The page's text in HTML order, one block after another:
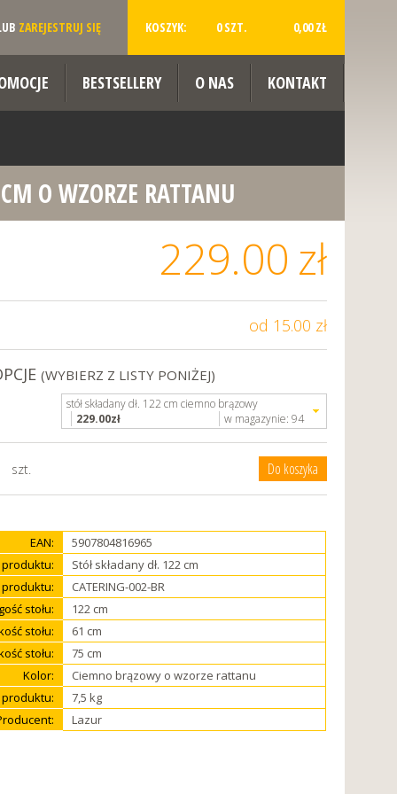
ZAREJESTRUJ SIĘ KOSZYK: 0 SZT. 0,00 ZŁ
BESTSELLERY O NAS KONTAKT
O WZORZE RATTANU
229.00 zł
od 15.00 zł
(WYBIERZ Z LISTY PONIŻEJ)
stół składany dł. 122 cm ciemno brązowy
229.00zł w magazynie: 94
szt.
EAN:
5907804816965
Stół składany dł. 122 cm
CATERING-002-BR
stołu:
122 cm
stołu:
61 cm
stołu:
75 cm
Kolor:
Ciemno brązowy o wzorze rattanu
7,5 kg
Lazur